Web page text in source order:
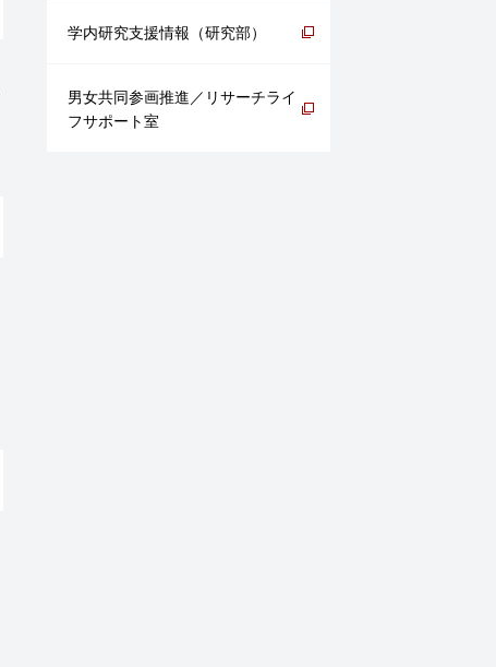
学内研究支援情報（研究部）
男女共同参画推進／リサーチライ
フサポート室